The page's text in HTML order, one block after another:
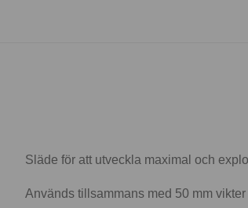
Släde för att utveckla maximal och
Används tillsammans med 50 mm vikter